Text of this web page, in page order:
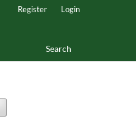
Search
Register Login